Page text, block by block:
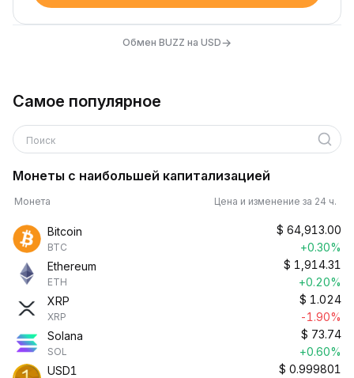
Обмен BUZZ на USD→
Самое популярное
Поиск
Монеты с наибольшей капитализацией
Монета Цена и изменение за 24 ч.
Bitcoin
BTC
$ 64,913.00
+0.30%
Ethereum
ETH
$ 1,914.31
+0.20%
XRP
XRP
$ 1.024
-1.90%
Solana
SOL
$ 73.74
+0.60%
USD1
$ 0.999801